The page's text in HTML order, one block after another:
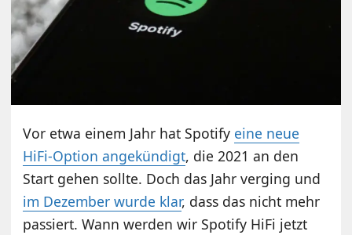
Vor etwa einem Jahr hat Spotify eine neue
HiFi-Option angekündigt, die 2021 an den
Start gehen sollte. Doch das Jahr verging und
im Dezember wurde klar, dass das nicht mehr
passiert. Wann werden wir Spotify HiFi jetzt